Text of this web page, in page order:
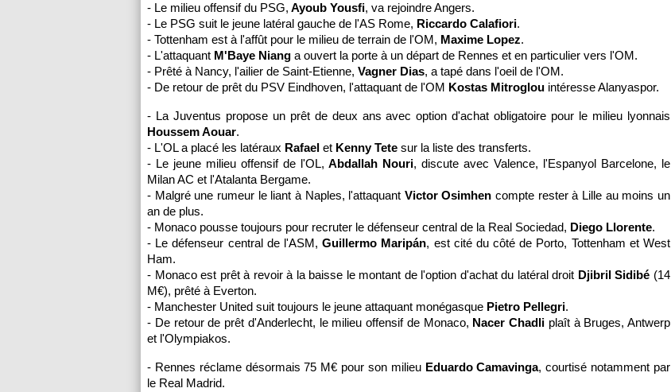
- Le milieu offensif du PSG, Ayoub Yousfi, va rejoindre Angers.
- Le PSG suit le jeune latéral gauche de l'AS Rome, Riccardo Calafiori.
- Tottenham est à l'affût pour le milieu de terrain de l'OM, Maxime Lopez.
- L'attaquant M'Baye Niang a ouvert la porte à un départ de Rennes et en particulier vers l'OM.
- Prêté à Nancy, l'ailier de Saint-Etienne, Vagner Dias, a tapé dans l'oeil de l'OM.
- De retour de prêt du PSV Eindhoven, l'attaquant de l'OM Kostas Mitroglou intéresse Alanyaspor.
- La Juventus propose un prêt de deux ans avec option d'achat obligatoire pour le milieu lyonnais
Houssem Aouar.
- L'OL a placé les latéraux Rafael et Kenny Tete sur la liste des transferts.
- Le jeune milieu offensif de l'OL, Abdallah Nouri, discute avec Valence, l'Espanyol Barcelone, le
Milan AC et l'Atalanta Bergame.
- Malgré une rumeur le liant à Naples, l'attaquant Victor Osimhen compte rester à Lille au moins un
an de plus.
- Monaco pousse toujours pour recruter le défenseur central de la Real Sociedad, Diego Llorente.
- Le défenseur central de l'ASM, Guillermo Maripán, est cité du côté de Porto, Tottenham et West
Ham.
- Monaco est prêt à revoir à la baisse le montant de l'option d'achat du latéral droit Djibril Sidibé (14
M€), prêté à Everton.
- Manchester United suit toujours le jeune attaquant monégasque Pietro Pellegri.
- De retour de prêt d'Anderlecht, le milieu offensif de Monaco, Nacer Chadli plaît à Bruges, Antwerp
et l'Olympiakos.
- Rennes réclame désormais 75 M€ pour son milieuEduardo Camavinga, courtisé notamment par
le Real Madrid.